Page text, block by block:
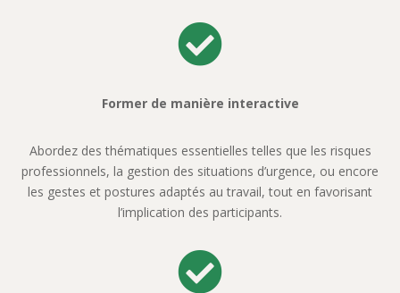

Former de manière interactive
Abordez des thématiques essentielles telles que les risques
professionnels, la gestion des situations d’urgence, ou encore
les gestes et postures adaptés au travail, tout en favorisant
l’implication des participants.
